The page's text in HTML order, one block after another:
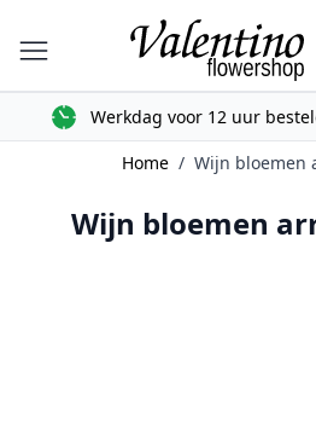
Ga naar de inhoud
Werkdag voor 12 uur
Home / Wijn bloemen
Wijn bloemen